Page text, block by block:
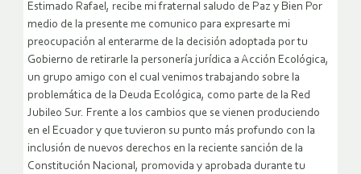
Estimado Rafael, recibe mi fraternal saludo de Paz y Bien Por
medio de la presente me comunico para expresarte mi
preocupación al enterarme de la decisión adoptada por tu
Gobierno de retirarle la personería jurídica a Acción Ecológica,
un grupo amigo con el cual venimos trabajando sobre la
problemática de la Deuda Ecológica, como parte de la Red
Jubileo Sur. Frente a los cambios que se vienen produciendo
en el Ecuador y que tuvieron su punto más profundo con la
inclusión de nuevos derechos en la reciente sanción de la
Constitución Nacional, promovida y aprobada durante tu